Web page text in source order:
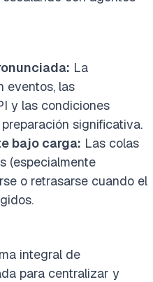
La
eventos, las
y las condiciones
significativa.
bajo carga: Las colas
(especialmente
o retrasarse cuando el
integral de
para centralizar y